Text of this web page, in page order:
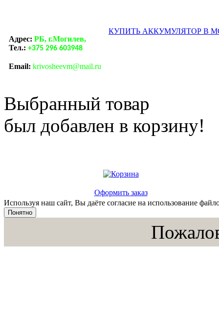
Адрес: РБ, г.Могилев,
Тел.: +375 296 603948
Email: krivosheevm@mail.ru
КУПИТЬ АККУМУЛЯТОР В
Выбранный товар
был добавлен в корзину!
Оформить заказ
Используя наш сайт, Вы даёте согласие на использование
Понятно